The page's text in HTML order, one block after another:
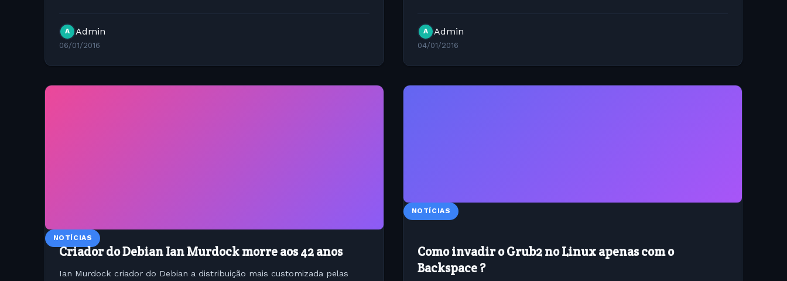
A Admin
06/01/2016
A Admin
04/01/2016
NOTÍCIAS
Criador do Debian Ian Murdock morre aos 42 anos
Ian Murdock criador do Debian a distribuição mais customizada pelas
NOTÍCIAS
Como invadir o Grub2 no Linux apenas com o
Backspace ?